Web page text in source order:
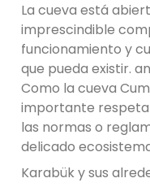
La cueva está
imprescindible
funcionamiento y
que pueda existir.
Como la cueva
importante
las normas o
delicado
Karabük y sus